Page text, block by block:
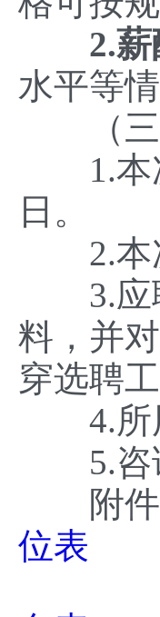
2.薪
水平等
（三
1.本次
日。
2.本次
3.应聘
料，并
穿选聘
4.所用
5.咨询
附件
位表